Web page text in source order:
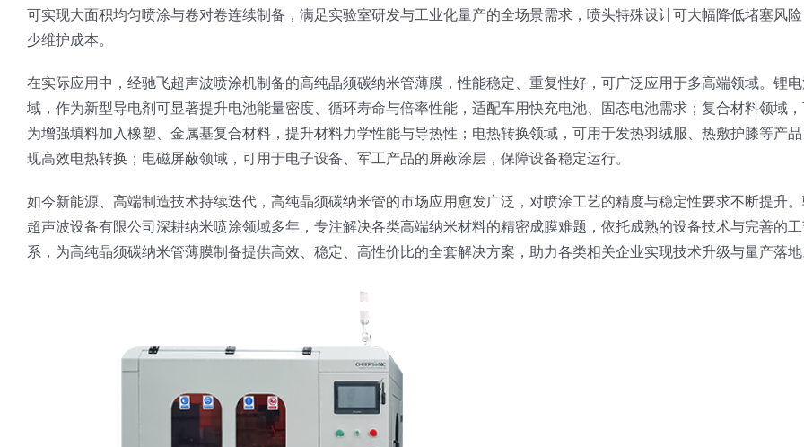
可实现大面积均匀喷涂与卷对卷连续制备，满足实验室研发与工业化量产的全场景需求，喷头特殊设计可大幅降低堵塞风
少维护成本。
在实际应用中，经驰飞超声波喷涂机制备的高纯晶须碳纳米管薄膜，性能稳定、重复性好，可广泛应用于多高端领域。锂
域，作为新型导电剂可显著提升电池能量密度、循环寿命与倍率性能，适配车用快充电池、固态电池需求；复合材料领域
为增强填料加入橡塑、金属基复合材料，提升材料力学性能与导热性；电热转换领域，可用于发热羽绒服、热敷护膝等产
现高效电热转换；电磁屏蔽领域，可用于电子设备、军工产品的屏蔽涂层，保障设备稳定运行。
如今新能源、高端制造技术持续迭代，高纯晶须碳纳米管的市场应用愈发广泛，对喷涂工艺的精度与稳定性要求不断提升
超声波设备有限公司深耕纳米喷涂领域多年，专注解决各类高端纳米材料的精密成膜难题，依托成熟的设备技术与完善的
系，为高纯晶须碳纳米管薄膜制备提供高效、稳定、高性价比的全套解决方案，助力各类相关企业实现技术升级与量产落